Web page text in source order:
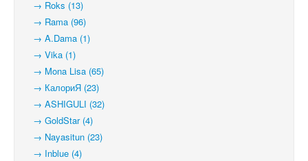
→ Roks (13)
→ Rama (96)
→ A.Dama (1)
→ Vika (1)
→ Mona Lisa (65)
→ КалориЯ (23)
→ ASHIGULI (32)
→ GoldStar (4)
→ Nayasitun (23)
→ Inblue (4)